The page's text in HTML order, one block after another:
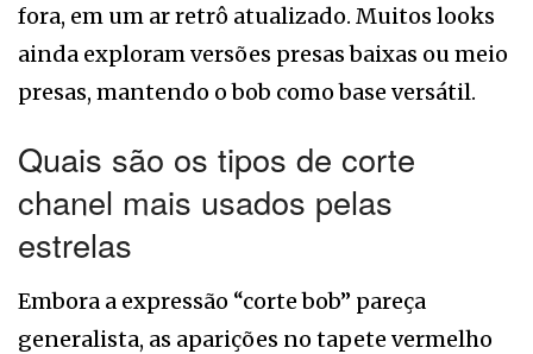
fora, em um ar retrô atualizado. Muitos looks
ainda exploram versões presas baixas ou meio
presas, mantendo o bob como base versátil.
Quais são os tipos de corte
chanel mais usados pelas
estrelas
Embora a expressão “corte bob” pareça
generalista, as aparições no tapete vermelho